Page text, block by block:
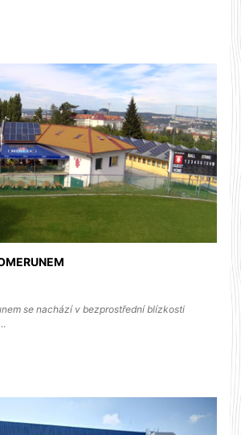
se nachází v bezprostřední blízkosti